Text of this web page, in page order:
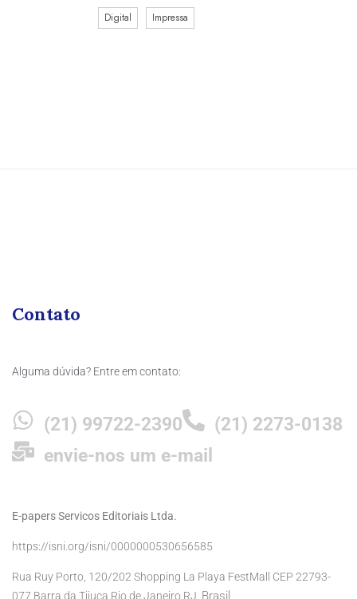
Digital Impressa
Contato
Alguma dúvida? Entre em contato:
(21) 99722-2390
(21) 2273-0138
envie-nos um e-mail
E-papers Servicos Editoriais Ltda.
https://isni.org/isni/0000000530656585
Rua Ruy Porto, 120/202 Shopping La Playa FestMall CEP 22793-
077 Barra da Tijuca Rio de Janeiro RJ, Brasil